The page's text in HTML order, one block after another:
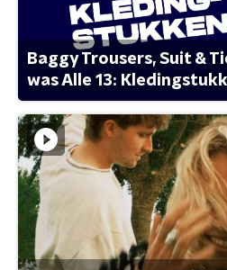
Baggy Trousers, Suit &
was Alle 13: